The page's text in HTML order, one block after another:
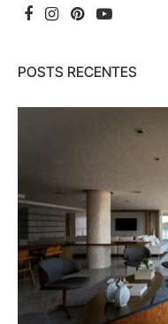
POSTS RECENTES